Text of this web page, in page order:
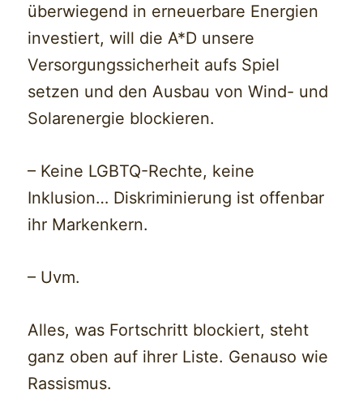
überwiegend in erneuerbare Energien
investiert, will die A*D unsere
Versorgungssicherheit aufs Spiel
setzen und den Ausbau von Wind- und
Solarenergie blockieren.
– Keine LGBTQ-Rechte, keine
Inklusion… Diskriminierung ist offenbar
ihr Markenkern.
– Uvm.
Alles, was Fortschritt blockiert, steht
ganz oben auf ihrer Liste. Genauso wie
Rassismus.